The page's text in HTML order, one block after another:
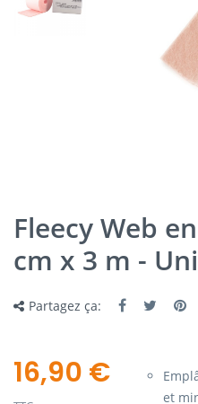
Fleecy Web
cm x 3 m -
Partagez ça:
16,90 €
et